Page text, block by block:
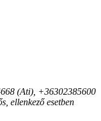
(Ati), +36302385600
ellenkező esetben